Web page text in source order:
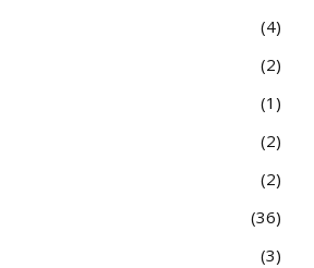
4
2
1
2
2
36
3